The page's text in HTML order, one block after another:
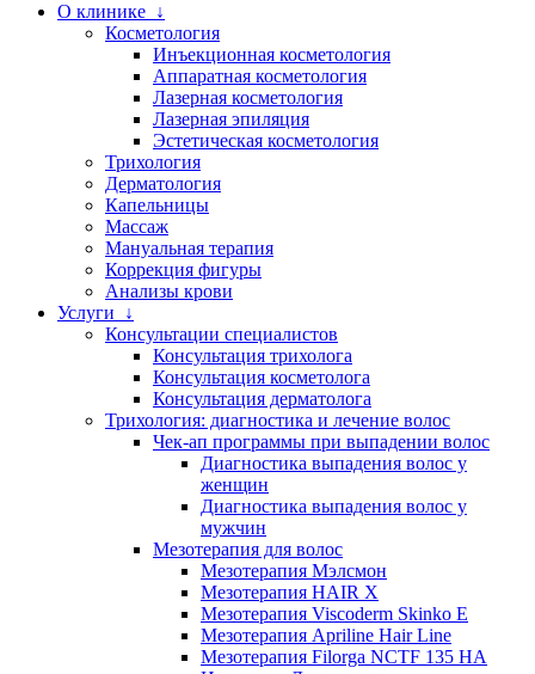
О клинике ↓
Косметология
Инъекционная косметология
Аппаратная косметология
Лазерная косметология
Лазерная эпиляция
Эстетическая косметология
Трихология
Дерматология
Капельницы
Массаж
Мануальная терапия
Коррекция фигуры
Анализы крови
Услуги ↓
Консультации специалистов
Консультация трихолога
Консультация косметолога
Консультация дерматолога
Трихология: диагностика и лечение волос
Чек-ап программы при выпадении волос
Диагностика выпадения волос у
женщин
Диагностика выпадения волос у
мужчин
Мезотерапия для волос
Мезотерапия Мэлсмон
Мезотерапия HAIR X
Мезотерапия Viscoderm Skinko E
Мезотерапия Apriline Hair Line
Мезотерапия Filorga NCTF 135 HA